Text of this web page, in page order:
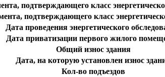
подтверждающего класс
подтверждающего класс
Дата проведения энергетического
Дата приватизации первого жилого
Общий износ здания
Дата, на которую установлен износ
Кол-во подъездов